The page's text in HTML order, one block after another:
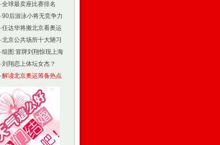
·全球最卖座比赛排名
·90后游泳小将无竞争力
·任达华将搬北京看奥运
·北京公共场所十大陋习
·组图:冒牌刘翔惊现上海
·刘翔恋上体坛女杰？
·解读北京奥运筹备热点